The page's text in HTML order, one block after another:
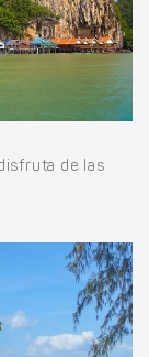
de las